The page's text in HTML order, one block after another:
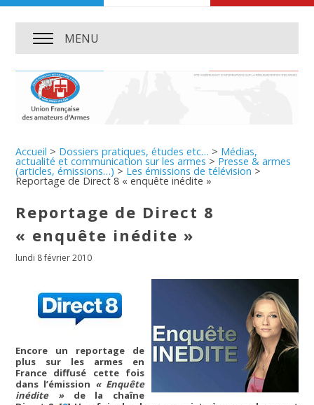
MENU
Accueil > Dossiers pratiques, études etc… > Médias,
actualité et communication sur les armes > Presse & armes
(articles, émissions…) > Les émissions de télévision >
Reportage de Direct 8 « enquête inédite »
Reportage de Direct 8
« enquête inédite »
lundi 8 février 2010
Encore un reportage de
plus sur les armes en
France diffusé cette fois
dans l’émission « Enquête
inédite »de la chaîne